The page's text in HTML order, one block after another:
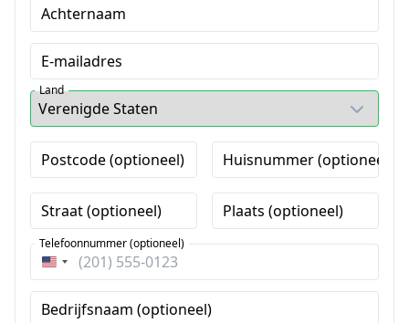
Achternaam
E-mailadres
Land
Postcode (optioneel) Huisnummer (optioneel)
Straat (optioneel) Plaats (optioneel)
Verenigde
Staten
+1
Telefoonnummer (optioneel)
Bedrijfsnaam (optioneel)